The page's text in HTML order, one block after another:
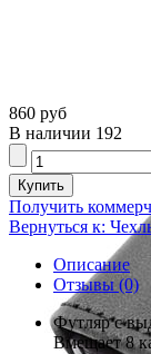
860 руб
В наличии 192
Получить
Вернуться к:
Описание
Отзывы (0)
Футляр с
Вмещает 8